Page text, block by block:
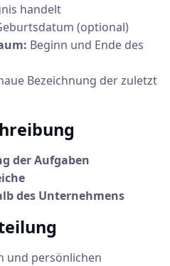
handelt
(optional)
Beginn und Ende des
Bezeichnung der zuletzt
der Aufgaben
des Unternehmens
und persönlichen